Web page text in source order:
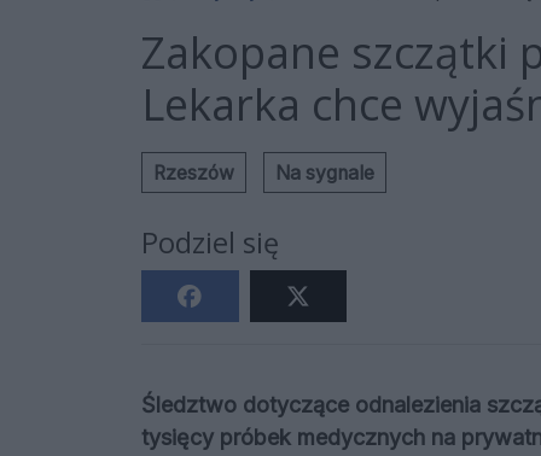
Zakopane szczątki
Lekarka chce
Rzeszów Na sygnale
Podziel się
Śledztwo dotyczące odnalezienia
tysięcy próbek medycznych na